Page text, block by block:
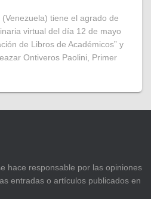
tiene el agrado de
virtual del día 12 de mayo
de Libros de Académicos” y
Ontiveros Paolini, Primer
hace responsable por las opiniones
entradas o artículos publicados en